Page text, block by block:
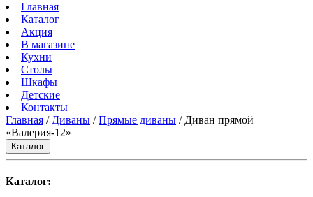
Главная
Каталог
Акция
В магазине
Кухни
Столы
Шкафы
Детские
Контакты
Главная / Диваны /Прямые диваны / Диван прямой
«Валерия-12»
Каталог
Каталог: